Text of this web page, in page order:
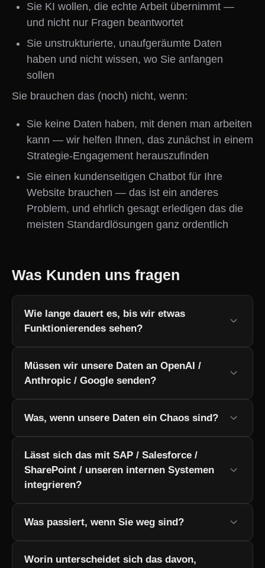
Sie KI wollen, die echte Arbeit übernimmt —
und nicht nur Fragen beantwortet
Sie unstrukturierte, unaufgeräumte Daten
haben und nicht wissen, wo Sie anfangen
sollen
Sie brauchen das (noch) nicht, wenn:
Sie keine Daten haben, mit denen man arbeiten
kann — wir helfen Ihnen, das zunächst in einem
Strategie-Engagement herauszufinden
Sie einen kundenseitigen Chatbot für Ihre
Website brauchen — das ist ein anderes
Problem, und ehrlich gesagt erledigen das die
meisten Standardlösungen ganz ordentlich
Was Kunden uns fragen
Wie lange dauert es, bis wir etwas
Funktionierendes sehen?
Müssen wir unsere Daten an OpenAI /
Anthropic / Google senden?
Was, wenn unsere Daten ein Chaos sind?
Lässt sich das mit SAP / Salesforce /
SharePoint / unseren internen Systemen
integrieren?
Was passiert, wenn Sie weg sind?
Worin unterscheidet sich das davon,